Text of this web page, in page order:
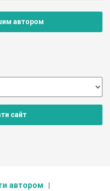
автором
сайт
автором